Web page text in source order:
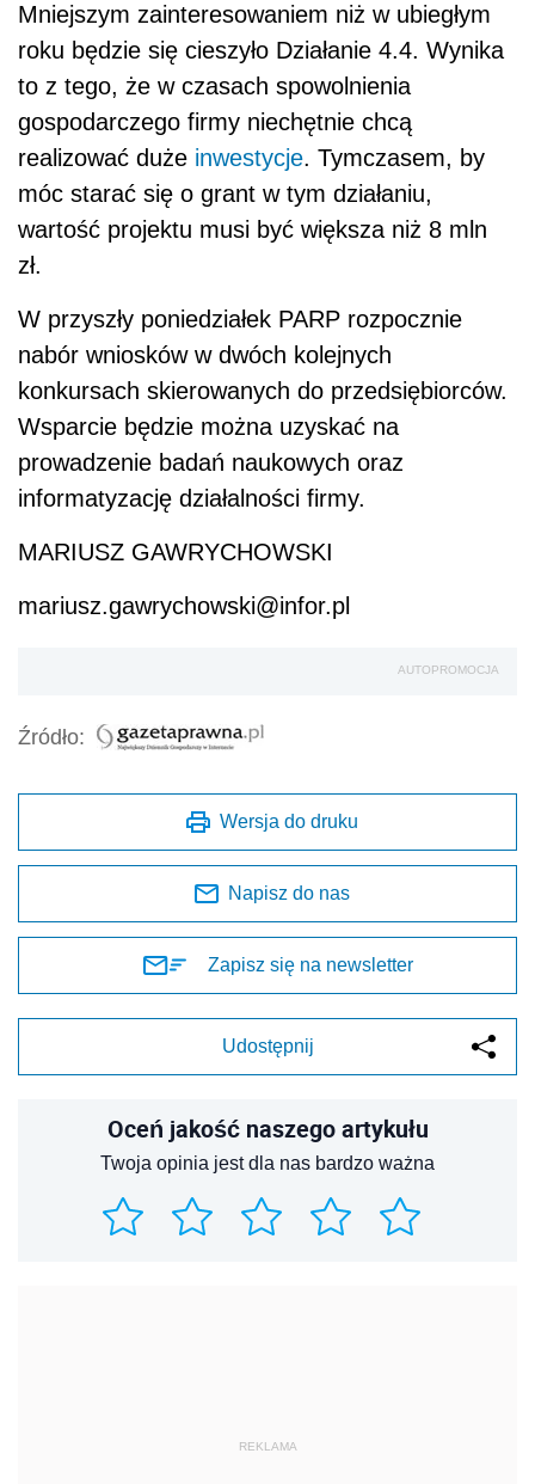
Mniejszym zainteresowaniem niż w ubiegłym
roku będzie się cieszyło Działanie 4.4. Wynika
to z tego, że w czasach spowolnienia
gospodarczego firmy niechętnie chcą
realizować duże inwestycje. Tymczasem, by
móc starać się o grant w tym działaniu,
wartość projektu musi być większa niż 8 mln
zł.
W przyszły poniedziałek PARP rozpocznie
nabór wniosków w dwóch kolejnych
konkursach skierowanych do przedsiębiorców.
Wsparcie będzie można uzyskać na
prowadzenie badań naukowych oraz
informatyzację działalności firmy.
MARIUSZ GAWRYCHOWSKI
mariusz.gawrychowski@infor.pl
AUTOPROMOCJA
Źródło:
Wersja do druku
Napisz do nas
Zapisz się na newsletter
Udostępnij
Oceń jakość naszego artykułu
Twoja opinia jest dla nas bardzo ważna
REKLAMA